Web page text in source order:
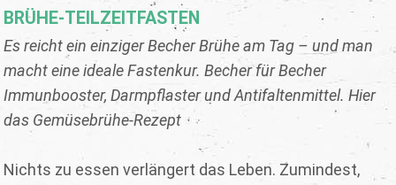
BRÜHE-TEILZEITFASTEN
Es reicht ein einziger Becher Brühe am Tag – und man
macht eine ideale Fastenkur. Becher für Becher
Immunbooster, Darmpflaster und Antifaltenmittel. Hier
das Gemüsebrühe-Rezept
Nichts zu essen verlängert das Leben. Zumindest,